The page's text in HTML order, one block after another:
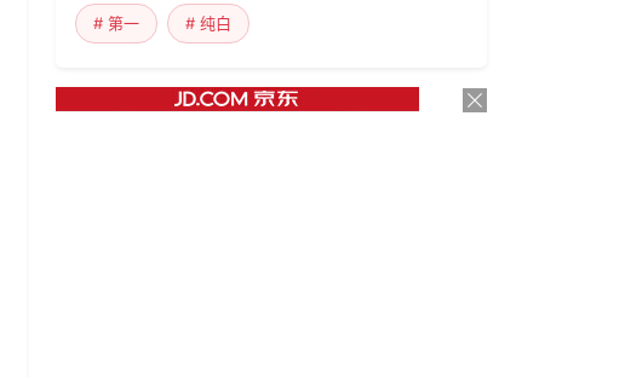
# 第一 # 纯白